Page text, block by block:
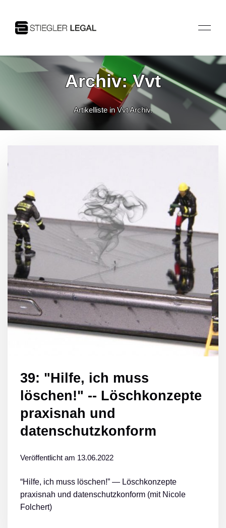
Archiv: Vvt
Artikelliste in Vvt Archiv.
39: "Hilfe, ich muss
löschen!" -- Löschkonzepte
praxisnah und
datenschutzkonform
Veröffentlicht am 13.06.2022
“Hilfe, ich muss löschen!” — Löschkonzepte
praxisnah und datenschutzkonform (mit Nicole
Folchert)